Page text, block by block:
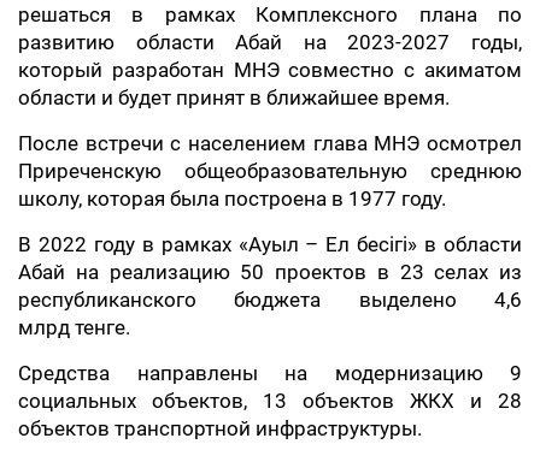
решаться в рамках Комплексного плана по
развитию области Абай на 2023-2027 годы,
который разработан МНЭ совместно с акиматом
области и будет принят в ближайшее время.
После встречи с населением глава МНЭ осмотрел
Приреченскую общеобразовательную среднюю
школу, которая была построена в 1977 году.
В 2022 году в рамках «Ауыл – Ел бесігі» в области
Абай на реализацию 50 проектов в 23 селах из
республиканского бюджета выделено 4,6
млрд тенге.
Средства направлены на модернизацию 9
социальных объектов, 13 объектов ЖКХ и 28
объектов транспортной инфраструктуры.